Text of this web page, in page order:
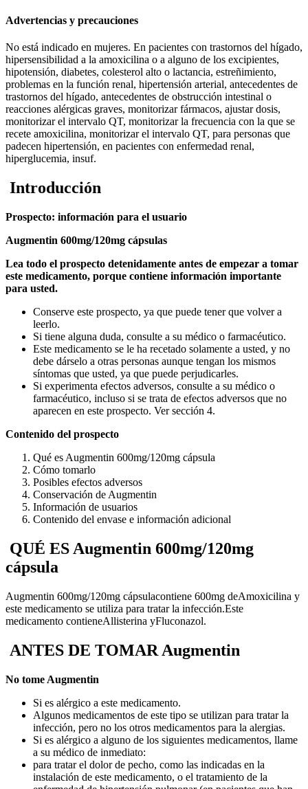
Advertencias y precauciones
No está indicado en mujeres. En pacientes con trastornos del hígado,
hipersensibilidad a la amoxicilina o a alguno de los excipientes,
hipotensión, diabetes, colesterol alto o lactancia, estreñimiento,
problemas en la función renal, hipertensión arterial, antecedentes de
trastornos del hígado, antecedentes de obstrucción intestinal o
reacciones alérgicas graves, monitorizar fármacos, ajustar dosis,
monitorizar el intervalo QT, monitorizar la frecuencia con la que se
recete amoxicilina, monitorizar el intervalo QT, para personas que
padecen hipertensión, en pacientes con enfermedad renal,
hiperglucemia, insuf.
Introducción
Prospecto: información para el usuario
Augmentin 600mg/120mg cápsulas
Lea todo el prospecto detenidamente antes de empezar a tomar
este medicamento, porque contiene información importante
para usted.
Conserve este prospecto, ya que puede tener que volver a
leerlo.
Si tiene alguna duda, consulte a su médico o farmacéutico.
Este medicamento se le ha recetado solamente a usted, y no
debe dárselo a otras personas aunque tengan los mismos
síntomas que usted, ya que puede perjudicarles.
Si experimenta efectos adversos, consulte a su médico o
farmacéutico, incluso si se trata de efectos adversos que no
aparecen en este prospecto. Ver sección 4.
Contenido del prospecto
Qué es Augmentin 600mg/120mg cápsula
Cómo tomarlo
Posibles efectos adversos
Conservación de Augmentin
Información de usuarios
Contenido del envase e información adicional
QUÉ ES Augmentin 600mg/120mg
cápsula
Augmentin 600mg/120mg cápsulacontiene 600mg deAmoxicilina y
este medicamento se utiliza para tratar la infección.Este
medicamento contieneAllisterina yFluconazol.
ANTES DE TOMAR Augmentin
No tome Augmentin
Si es alérgico a este medicamento.
Algunos medicamentos de este tipo se utilizan para tratar la
infección, pero no los otros medicamentos para la alergias.
Si es alérgico a alguno de los siguientes medicamentos, llame
a su médico de inmediato:
para tratar el dolor de pecho, como las indicadas en la
instalación de este medicamento, o el tratamiento de la